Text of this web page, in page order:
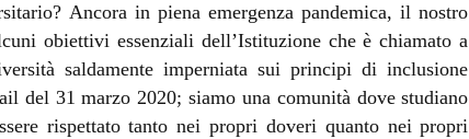
Ancora in piena emergenza pandemica, il nostro
obiettivi essenziali dell’Istituzione che è chiamato a
saldamente imperniata sui principi di inclusione
del 31 marzo 2020; siamo una comunità dove studiano
rispettato tanto nei propri doveri quanto nei propri